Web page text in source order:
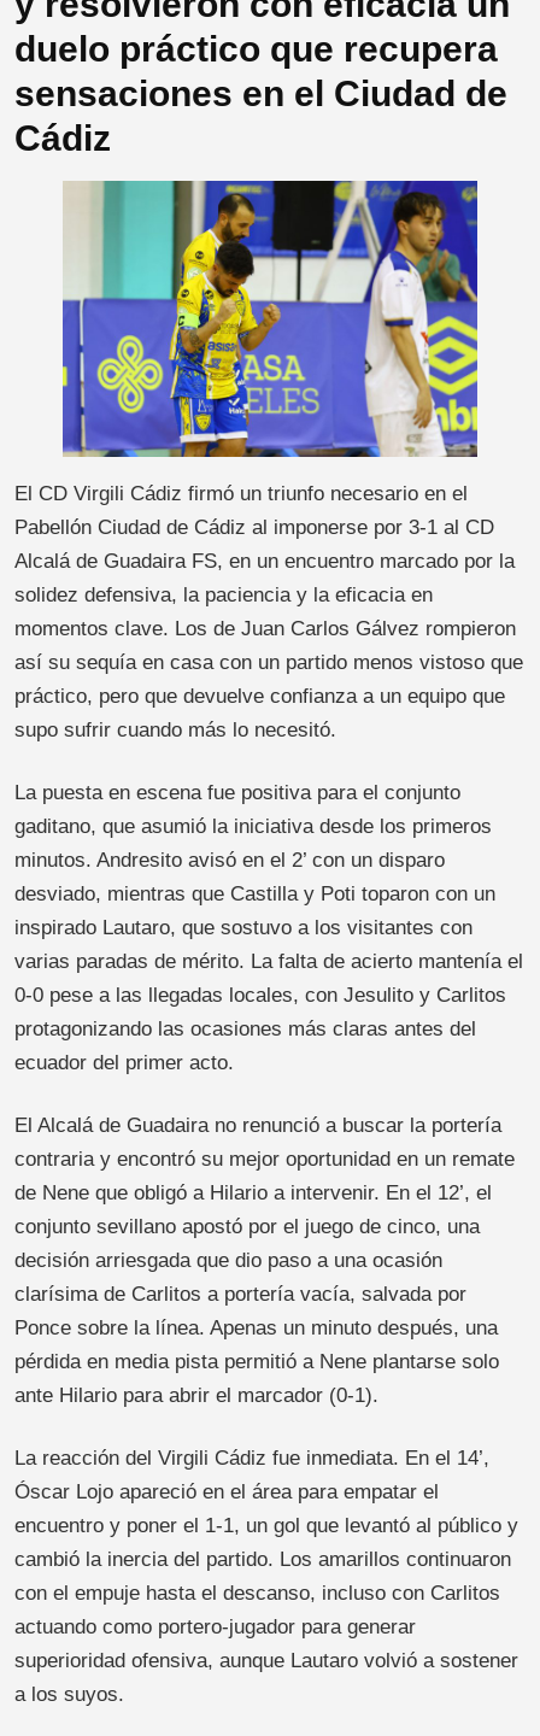
duelo práctico que recupera
sensaciones en el Ciudad de
Cádiz
El CD Virgili Cádiz firmó un triunfo necesario en el
Pabellón Ciudad de Cádiz al imponerse por 3-1 al CD
Alcalá de Guadaira FS, en un encuentro marcado por la
solidez defensiva, la paciencia y la eficacia en
momentos clave. Los de Juan Carlos Gálvez rompieron
así su sequía en casa con un partido menos vistoso que
práctico, pero que devuelve confianza a un equipo que
supo sufrir cuando más lo necesitó.
La puesta en escena fue positiva para el conjunto
gaditano, que asumió la iniciativa desde los primeros
minutos. Andresito avisó en el 2’ con un disparo
desviado, mientras que Castilla y Poti toparon con un
inspirado Lautaro, que sostuvo a los visitantes con
varias paradas de mérito. La falta de acierto mantenía el
0-0 pese a las llegadas locales, con Jesulito y Carlitos
protagonizando las ocasiones más claras antes del
ecuador del primer acto.
El Alcalá de Guadaira no renunció a buscar la portería
contraria y encontró su mejor oportunidad en un remate
de Nene que obligó a Hilario a intervenir. En el 12’, el
conjunto sevillano apostó por el juego de cinco, una
decisión arriesgada que dio paso a una ocasión
clarísima de Carlitos a portería vacía, salvada por
Ponce sobre la línea. Apenas un minuto después, una
pérdida en media pista permitió a Nene plantarse solo
ante Hilario para abrir el marcador (0-1).
La reacción del Virgili Cádiz fue inmediata. En el 14’,
Óscar Lojo apareció en el área para empatar el
encuentro y poner el 1-1, un gol que levantó al público y
cambió la inercia del partido. Los amarillos continuaron
con el empuje hasta el descanso, incluso con Carlitos
actuando como portero-jugador para generar
superioridad ofensiva, aunque Lautaro volvió a sostener
a los suyos.